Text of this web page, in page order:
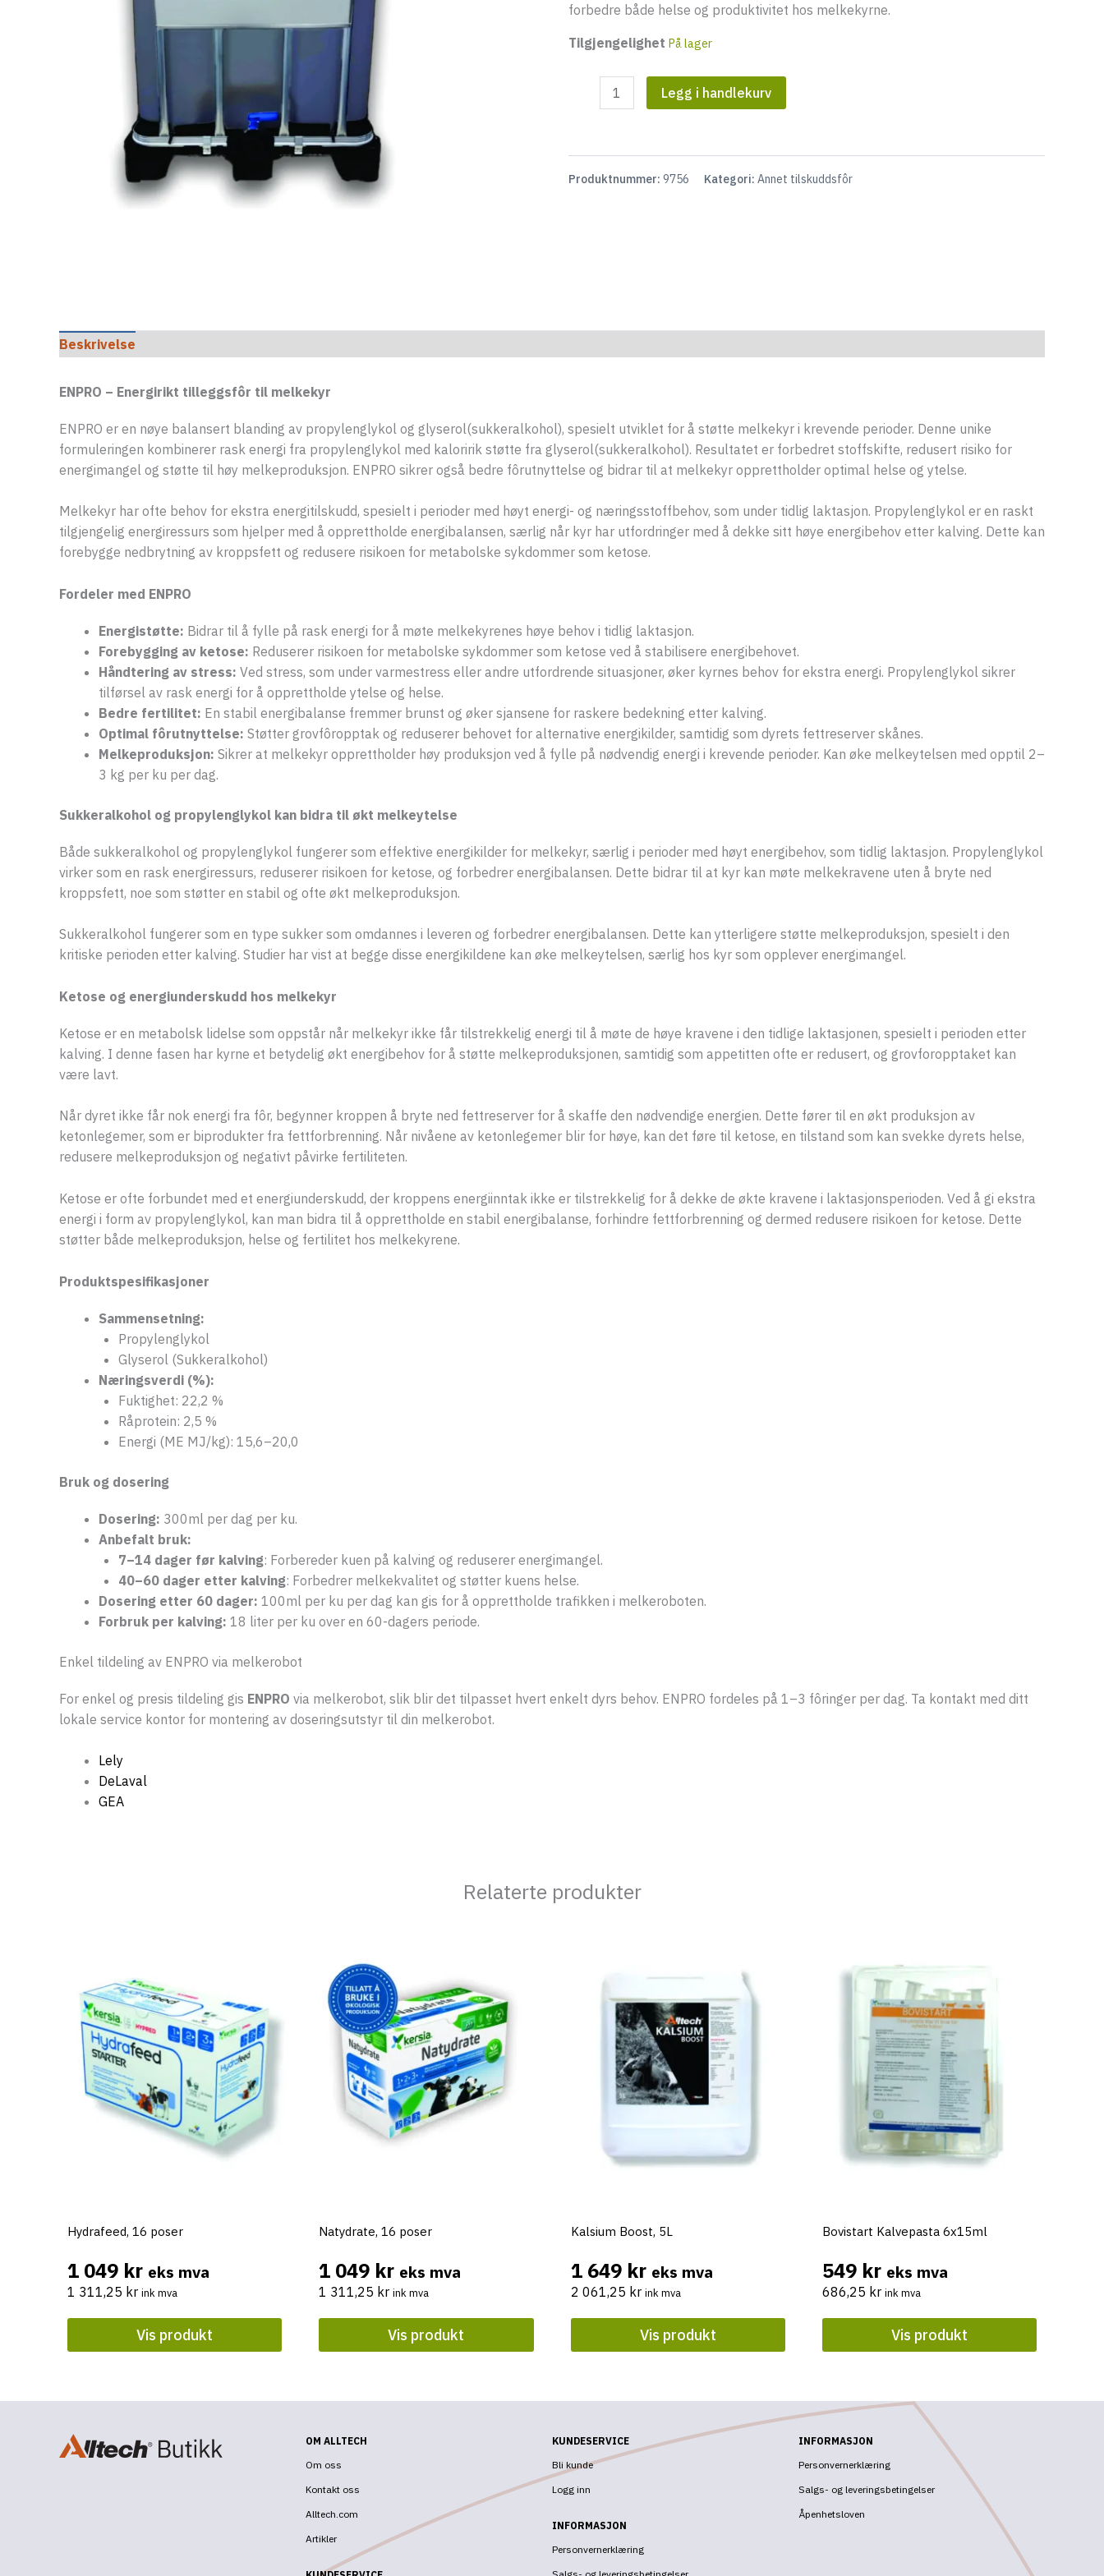
forbedre både helse og produktivitet hos melkekyrne.
Tilgjengelighet På lager
Legg i handlekurv
Produktnummer: 9756 Kategori: Annet tilskuddsfôr
Beskrivelse
ENPRO – Energirikt tilleggsfôr til melkekyr
ENPRO er en nøye balansert blanding av propylenglykol og glyserol(sukkeralkohol), spesielt utviklet for å støtte melkekyr i krevende perioder. Denne unike
formuleringen kombinerer rask energi fra propylenglykol med kaloririk støtte fra glyserol(sukkeralkohol). Resultatet er forbedret stoffskifte, redusert risiko for
energimangel og støtte til høy melkeproduksjon. ENPRO sikrer også bedre fôrutnyttelse og bidrar til at melkekyr opprettholder optimal helse og ytelse.
Melkekyr har ofte behov for ekstra energitilskudd, spesielt i perioder med høyt energi- og næringsstoffbehov, som under tidlig laktasjon. Propylenglykol er en raskt
tilgjengelig energiressurs som hjelper med å opprettholde energibalansen, særlig når kyr har utfordringer med å dekke sitt høye energibehov etter kalving. Dette kan
forebygge nedbrytning av kroppsfett og redusere risikoen for metabolske sykdommer som ketose.
Fordeler med ENPRO
Energistøtte: Bidrar til å fylle på rask energi for å møte melkekyrenes høye behov i tidlig laktasjon.
Forebygging av ketose: Reduserer risikoen for metabolske sykdommer som ketose ved å stabilisere energibehovet.
Håndtering av stress: Ved stress, som under varmestress eller andre utfordrende situasjoner, øker kyrnes behov for ekstra energi. Propylenglykol sikrer
tilførsel av rask energi for å opprettholde ytelse og helse.
Bedre fertilitet: En stabil energibalanse fremmer brunst og øker sjansene for raskere bedekning etter kalving.
Optimal fôrutnyttelse: Støtter grovfôropptak og reduserer behovet for alternative energikilder, samtidig som dyrets fettreserver skånes.
Melkeproduksjon: Sikrer at melkekyr opprettholder høy produksjon ved å fylle på nødvendig energi i krevende perioder. Kan øke melkeytelsen med opptil 2–
3 kg per ku per dag.
Sukkeralkohol og propylenglykol kan bidra til økt melkeytelse
Både sukkeralkohol og propylenglykol fungerer som effektive energikilder for melkekyr, særlig i perioder med høyt energibehov, som tidlig laktasjon. Propylenglykol
virker som en rask energiressurs, reduserer risikoen for ketose, og forbedrer energibalansen. Dette bidrar til at kyr kan møte melkekravene uten å bryte ned
kroppsfett, noe som støtter en stabil og ofte økt melkeproduksjon.
Sukkeralkohol fungerer som en type sukker som omdannes i leveren og forbedrer energibalansen. Dette kan ytterligere støtte melkeproduksjon, spesielt i den
kritiske perioden etter kalving. Studier har vist at begge disse energikildene kan øke melkeytelsen, særlig hos kyr som opplever energimangel.
Ketose og energiunderskudd hos melkekyr
Ketose er en metabolsk lidelse som oppstår når melkekyr ikke får tilstrekkelig energi til å møte de høye kravene i den tidlige laktasjonen, spesielt i perioden etter
kalving. I denne fasen har kyrne et betydelig økt energibehov for å støtte melkeproduksjonen, samtidig som appetitten ofte er redusert, og grovforopptaket kan
være lavt.
Når dyret ikke får nok energi fra fôr, begynner kroppen å bryte ned fettreserver for å skaffe den nødvendige energien. Dette fører til en økt produksjon av
ketonlegemer, som er biprodukter fra fettforbrenning. Når nivåene av ketonlegemer blir for høye, kan det føre til ketose, en tilstand som kan svekke dyrets helse,
redusere melkeproduksjon og negativt påvirke fertiliteten.
Ketose er ofte forbundet med et energiunderskudd, der kroppens energiinntak ikke er tilstrekkelig for å dekke de økte kravene i laktasjonsperioden. Ved å gi ekstra
energi i form av propylenglykol, kan man bidra til å opprettholde en stabil energibalanse, forhindre fettforbrenning og dermed redusere risikoen for ketose. Dette
støtter både melkeproduksjon, helse og fertilitet hos melkekyrene.
Produktspesifikasjoner
Sammensetning:
Propylenglykol
Glyserol (Sukkeralkohol)
Næringsverdi (%):
Fuktighet: 22,2 %
Råprotein: 2,5 %
Energi (ME MJ/kg): 15,6–20,0
Bruk og dosering
Dosering: 300ml per dag per ku.
Anbefalt bruk:
7–14 dager før kalving: Forbereder kuen på kalving og reduserer energimangel.
40–60 dager etter kalving: Forbedrer melkekvalitet og støtter kuens helse.
Dosering etter 60 dager: 100ml per ku per dag kan gis for å opprettholde trafikken i melkeroboten.
Forbruk per kalving: 18 liter per ku over en 60-dagers periode.
Enkel tildeling av ENPRO via melkerobot
For enkel og presis tildeling gis ENPRO via melkerobot, slik blir det tilpasset hvert enkelt dyrs behov. ENPRO fordeles på 1–3 fôringer per dag. Ta kontakt med ditt
lokale service kontor for montering av doseringsutstyr til din melkerobot.
Lely
DeLaval
GEA
Relaterte produkter
Hydrafeed, 16 poser
1 049 kr eks mva
1 311,25 kr ink mva
Vis produkt
Natydrate, 16 poser
1 049 kr eks mva
1 311,25 kr ink mva
Vis produkt
Kalsium Boost, 5L
1 649 kr eks mva
2 061,25 kr ink mva
Vis produkt
Bovistart Kalvepasta 6x15ml
549 kr eks mva
686,25 kr ink mva
Vis produkt
OM ALLTECH
Om oss
Kontakt oss
Alltech.com
Artikler
KUNDESERVICE
Bli kunde
Logg inn
INFORMASJON
Personvernerklæring
INFORMASJON
Personvernerklæring
Salgs- og leveringsbetingelser
Åpenhetsloven